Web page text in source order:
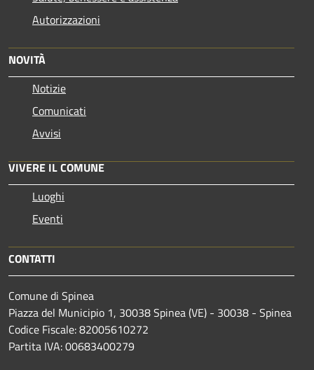
Autorizzazioni
NOVITÀ
Notizie
Comunicati
Avvisi
VIVERE IL COMUNE
Luoghi
Eventi
CONTATTI
Comune di Spinea
Piazza del Municipio 1, 30038 Spinea (VE) - 30038 - Spinea
Codice Fiscale: 82005610272
Partita IVA: 00683400279